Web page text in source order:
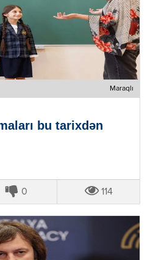
Maraqlı
bu tarixdən
0 114